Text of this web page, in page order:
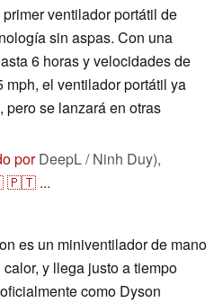
ventilador portátil de
sin aspas. Con una
6 horas y velocidades de
el ventilador portátil ya
se lanzará en otras
porDeepL / Ninh Duy),
🇵🇹 ...
es un miniventilador de mano
y llega justo a tiempo
como Dyson